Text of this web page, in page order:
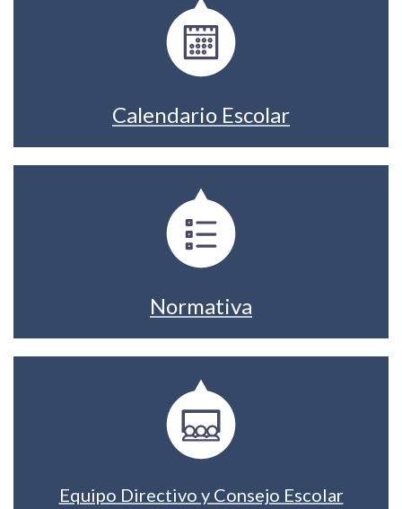
Calendario Escolar
Normativa
Equipo Directivo y Consejo Escolar